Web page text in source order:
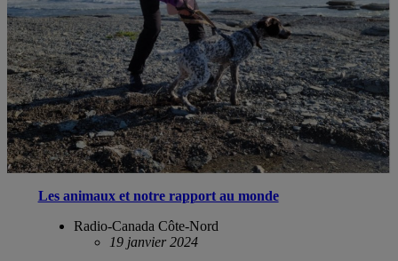
Les animaux et notre rapport au monde
Radio-Canada Côte-Nord
19 janvier 2024